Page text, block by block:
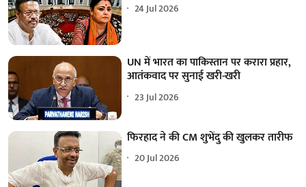
24 Jul 2026
UN में भारत का पाकिस्तान पर करारा प्रहार,
आतंकवाद पर सुनाई खरी-खरी
23 Jul 2026
फिरहाद ने की CM शुभेंदु की खुलकर तारीफ
20 Jul 2026